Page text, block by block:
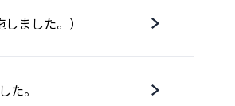
ました。）
。